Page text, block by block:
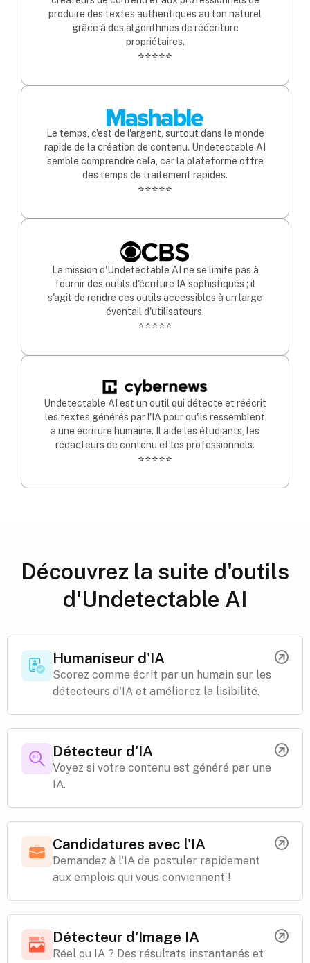
produire des textes authentiques au ton naturel
grâce à des algorithmes de réécriture
propriétaires.
⭐⭐⭐⭐⭐
Le temps, c'est de l'argent, surtout dans le monde
rapide de la création de contenu. Undetectable AI
semble comprendre cela, car la plateforme offre
des temps de traitement rapides.
⭐⭐⭐⭐⭐
La mission d'Undetectable AI ne se limite pas à
fournir des outils d'écriture IA sophistiqués ; il
s'agit de rendre ces outils accessibles à un large
éventail d'utilisateurs.
⭐⭐⭐⭐⭐
Undetectable AI est un outil qui détecte et réécrit
les textes générés par l'IA pour qu'ils ressemblent
à une écriture humaine. Il aide les étudiants, les
rédacteurs de contenu et les professionnels.
⭐⭐⭐⭐⭐
Découvrez la suite d'outils
d'Undetectable AI
Humaniseur d'IA
Scorez comme écrit par un humain sur les
détecteurs d'IA et améliorez la lisibilité.
Détecteur d'IA
Voyez si votre contenu est généré par une
IA.
Candidatures avec l'IA
Demandez à l'IA de postuler rapidement
aux emplois qui vous conviennent !
Détecteur d'Image IA
Réel ou IA ? Des résultats instantanés et